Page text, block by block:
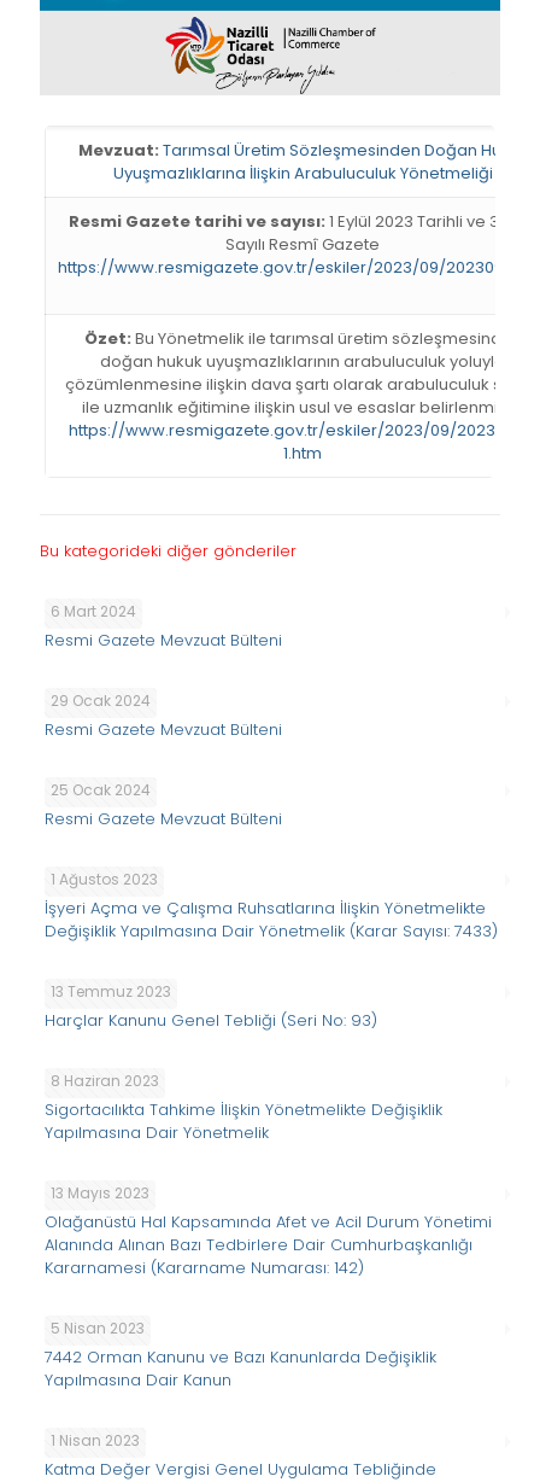
Mevzuat: Tarımsal Üretim Sözleşmesinden Doğan Hukuk
Uyuşmazlıklarına İlişkin Arabuluculuk Yönetmeliği
Resmi Gazete tarihi ve sayısı: 1 Eylül 2023 Tarihli ve 32296
Sayılı Resmî Gazete
https://www.resmigazete.gov.tr/eskiler/2023/09/
Özet: Bu Yönetmelik ile tarımsal üretim sözleşmesinden
doğan hukuk uyuşmazlıklarının arabuluculuk yoluyla
çözümlenmesine ilişkin dava şartı olarak arabuluculuk süreci
ile uzmanlık eğitimine ilişkin usul ve esaslar belirlenmiştir.
https://www.resmigazete.gov.tr/eskiler/2023/09/20230901-
1.htm
Bu kategorideki diğer gönderiler
6 Mart 2024
Resmi Gazete Mevzuat Bülteni
29 Ocak 2024
Resmi Gazete Mevzuat Bülteni
25 Ocak 2024
Resmi Gazete Mevzuat Bülteni
1 Ağustos 2023
İşyeri Açma ve Çalışma Ruhsatlarına İlişkin Yönetmelikte
Değişiklik Yapılmasına Dair Yönetmelik (Karar Sayısı: 7433)
13 Temmuz 2023
Harçlar Kanunu Genel Tebliği (Seri No: 93)
8 Haziran 2023
Sigortacılıkta Tahkime İlişkin Yönetmelikte Değişiklik
Yapılmasına Dair Yönetmelik
13 Mayıs 2023
Olağanüstü Hal Kapsamında Afet ve Acil Durum Yönetimi
Alanında Alınan Bazı Tedbirlere Dair Cumhurbaşkanlığı
Kararnamesi (Kararname Numarası: 142)
5 Nisan 2023
7442 Orman Kanunu ve Bazı Kanunlarda Değişiklik
Yapılmasına Dair Kanun
1 Nisan 2023
Katma Değer Vergisi Genel Uygulama Tebliğinde